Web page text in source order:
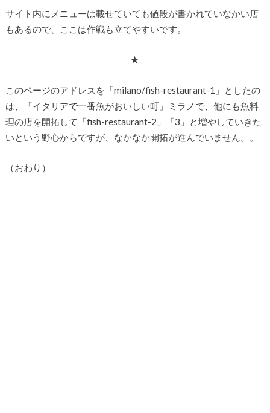
サイト内にメニューは載せていても値段が書かれていなかい店
もあるので、ここは作戦も立てやすいです。
★
このページのアドレスを「milano/fish-restaurant-1」としたの
は、「イタリアで一番魚がおいしい町」ミラノで、他にも魚料
理の店を開拓して「fish-restaurant-2」「3」と増やしていきた
いという野心からですが、なかなか開拓が進んでいません。。
（おわり）